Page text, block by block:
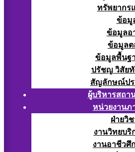
ทรัพยากร
ข้อมู
ข้อมูลอ
ข้อมูลต
ข้อมูลพื้นฐ
ปรัชญ วิสัย
สัญลักษณ์ปร
ผู้บริหารสถา
หน่วยงานภ
ฝ่ายวิ
งานวิทยบริ
งานอาชีวศึ